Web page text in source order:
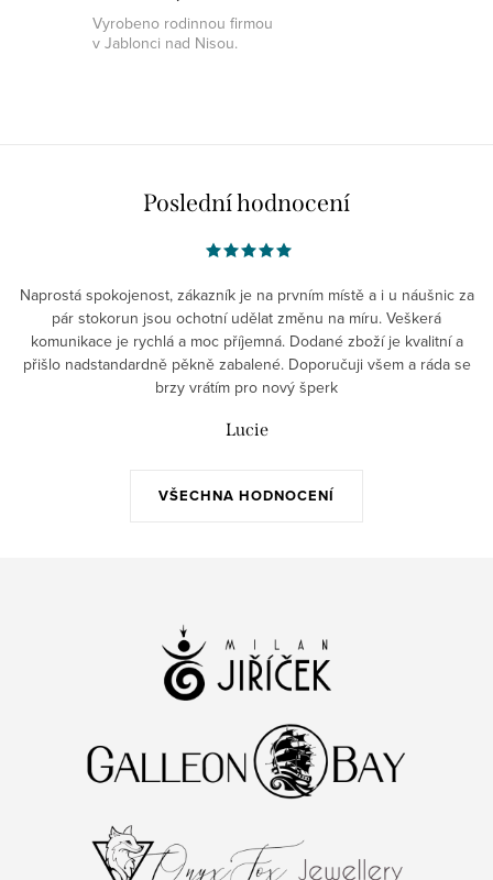
Vyrobeno rodinnou firmou
v Jablonci nad Nisou.
Poslední hodnocení
VŠECHNA HODNOCENÍ
Naprostá spokojenost, zákazník je na prvním místě a i u náušnic za
pár stokorun jsou ochotní udělat změnu na míru. Veškerá
komunikace je rychlá a moc příjemná. Dodané zboží je kvalitní a
přišlo nadstandardně pěkně zabalené. Doporučuji všem a ráda se
brzy vrátím pro nový šperk
Lucie